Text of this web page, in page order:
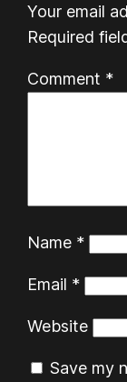
Your email
Required
Comment *
Name *
Email *
Website
Save my